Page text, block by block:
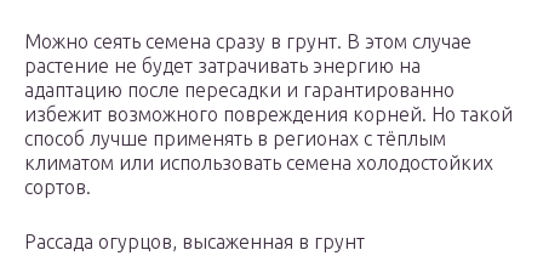
Можно сеять семена сразу в грунт. В этом случае
растение не будет затрачивать энергию на
адаптацию после пересадки и гарантированно
избежит возможного повреждения корней. Но такой
способ лучше применять в регионах с тёплым
климатом или использовать семена холодостойких
сортов.
Рассада огурцов, высаженная в грунт